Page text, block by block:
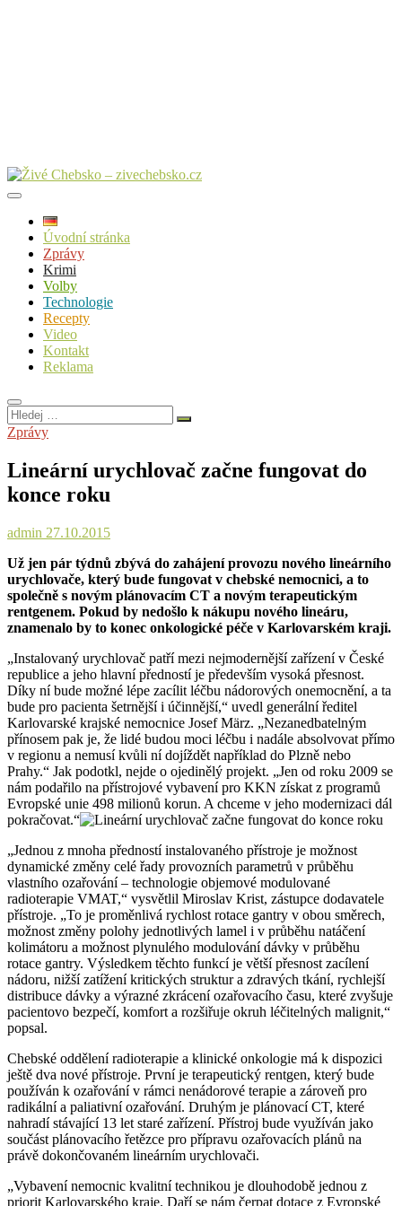
Úvodní stránka
Zprávy
Krimi
Volby
Technologie
Recepty
Video
Kontakt
Reklama
Hledej
…
Zprávy
Lineární urychlovač začne fungovat do
konce roku
admin 27.10.2015
Už jen pár týdnů zbývá do zahájení provozu nového lineárního
urychlovače, který bude fungovat v chebské nemocnici, a to
společně s novým plánovacím CT a novým terapeutickým
rentgenem. Pokud by nedošlo k nákupu nového lineáru,
znamenalo by to konec onkologické péče v Karlovarském kraji.
„Instalovaný urychlovač patří mezi nejmodernější zařízení v České
republice a jeho hlavní předností je především vysoká přesnost.
Díky ní bude možné lépe zacílit léčbu nádorových onemocnění, a ta
bude pro pacienta šetrnější i účinnější,“ uvedl generální ředitel
Karlovarské krajské nemocnice Josef März. „Nezanedbatelným
přínosem pak je, že lidé budou moci léčbu i nadále absolvovat přímo
v regionu a nemusí kvůli ní dojíždět například do Plzně nebo
Prahy.“ Jak podotkl, nejde o ojedinělý projekt. „Jen od roku 2009 se
nám podařilo na přístrojové vybavení pro KKN získat z programů
Evropské unie 498 milionů korun. A chceme v jeho modernizaci dál
pokračovat.“
„Jednou z mnoha předností instalovaného přístroje je možnost
dynamické změny celé řady provozních parametrů v průběhu
vlastního ozařování – technologie objemové modulované
radioterapie VMAT,“ vysvětlil Miroslav Krist, zástupce dodavatele
přístroje. „To je proměnlivá rychlost rotace gantry v obou směrech,
možnost změny polohy jednotlivých lamel i v průběhu natáčení
kolimátoru a možnost plynulého modulování dávky v průběhu
rotace gantry. Výsledkem těchto funkcí je větší přesnost zacílení
nádoru, nižší zatížení kritických struktur a zdravých tkání, rychlejší
distribuce dávky a výrazné zkrácení ozařovacího času, které zvyšuje
pacientovo bezpečí, komfort a rozšiřuje okruh léčitelných malignit,“
popsal.
Chebské oddělení radioterapie a klinické onkologie má k dispozici
ještě dva nové přístroje. První je terapeutický rentgen, který bude
používán k ozařování v rámci nenádorové terapie a zároveň pro
radikální a paliativní ozařování. Druhým je plánovací CT, které
nahradí stávající 13 let staré zařízení. Přístroj bude využíván jako
součást plánovacího řetězce pro přípravu ozařovacích plánů na
právě dokončovaném lineárním urychlovači.
„Vybavení nemocnic kvalitní technikou je dlouhodobě jednou z
priorit Karlovarského kraje. Daří se nám čerpat dotace z Evropské